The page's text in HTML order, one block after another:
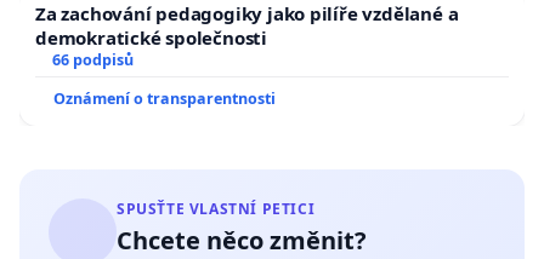
Za zachování pedagogiky jako pilíře vzdělané a
demokratické společnosti
66 podpisů
Oznámení o transparentnosti
SPUSŤTE VLASTNÍ PETICI
Chcete něco změnit?